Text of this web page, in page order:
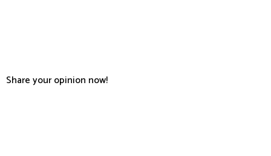
Share your opinion now!